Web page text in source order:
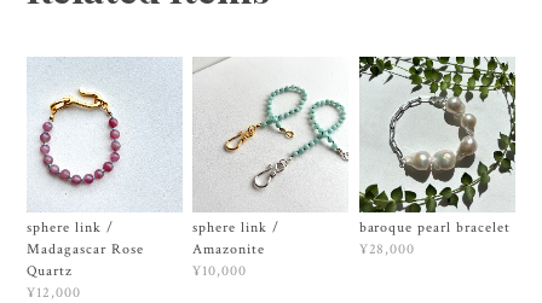
sphere link /
Madagascar Rose
Quartz
¥12,000
sphere link /
Amazonite
¥10,000
baroque pearl bracelet
¥28,000